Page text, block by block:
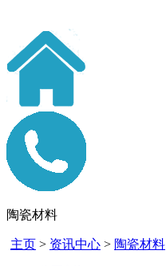
陶瓷材料
主页 > 资讯中心 > 陶瓷材料